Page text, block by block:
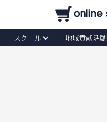
スクール 地域貢献活動